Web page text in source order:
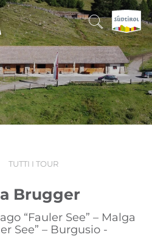
NOI
TUTTI I TOUR
Brugger
“Fauler See” – Malga
See” – Burgusio -